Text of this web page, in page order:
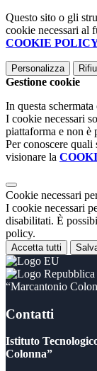
Questo sito o gli
cookie necessari al
COOKIE
Personalizza
Gestione cookie
In questa
I cookie necessari
piattaforma e non è
Per conoscere
visionare la
Cookie necessari
I cookie necessari
disabilitati. È
policy.
Accetta tutti
“Marcantonio
Contatti
Istituto
Colonna”